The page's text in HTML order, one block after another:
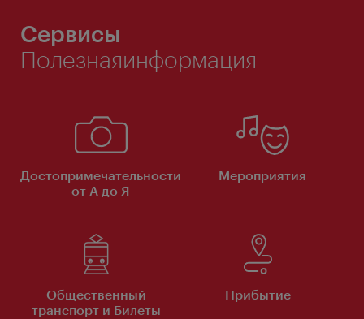
Сервисы
Полезнаяинформация
Достопримечательности
от А до Я
Мероприятия
Общественный
транспорт и Билеты
Прибытие